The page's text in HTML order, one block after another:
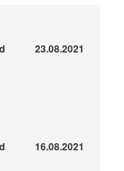
23.08.2021
16.08.2021